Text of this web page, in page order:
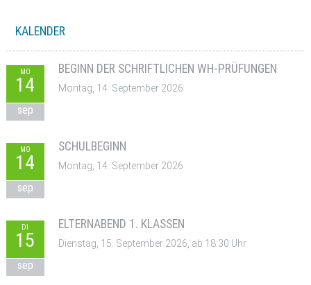
KALENDER
MO
14
sep
BEGINN DER SCHRIFTLICHEN WH-PRÜFUNGEN
Montag, 14. September 2026
MO
14
sep
SCHULBEGINN
Montag, 14. September 2026
DI
15
sep
ELTERNABEND 1. KLASSEN
Dienstag, 15. September 2026, ab 18:30 Uhr